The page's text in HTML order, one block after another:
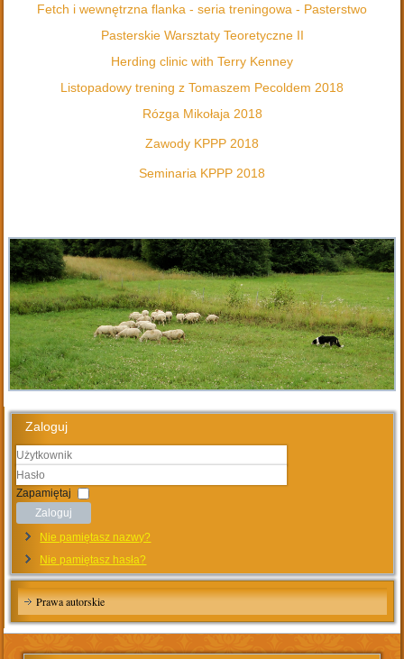
Fetch i wewnętrzna flanka - seria treningowa - Pasterstwo
Pasterskie Warsztaty Teoretyczne II
Herding clinic with Terry Kenney
Listopadowy trening z Tomaszem Pecoldem 2018
Rózga Mikołaja 2018
Zawody KPPP 2018
Seminaria KPPP 2018
Zaloguj
Użytkownik
Hasło
Zapamiętaj
Zaloguj
Nie pamiętasz nazwy?
Nie pamiętasz hasła?
Prawa autorskie